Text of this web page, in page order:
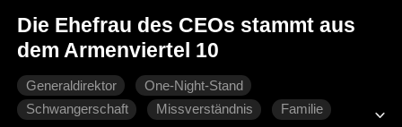
Die Ehefrau des CEOs stammt aus
dem Armenviertel 10
Generaldirektor
One-Night-Stand
Schwangerschaft
Missverständnis
Familie